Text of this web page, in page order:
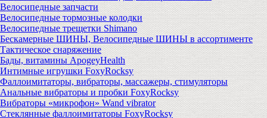
Велосипедные запчасти
Велосипедные тормозные колодки
Велосипедные трещетки Shimano
Бескамерные ШИНЫ, Велосипедные ШИНЫ в ассортименте
Тактическое снаряжение
Бады, витамины ApogeyHealth
Интимные игрушки FoxyRocksy
Фаллоимитаторы, вибраторы, массажеры, стимуляторы
Анальные вибраторы и пробки FoxyRocksy
Вибраторы «микрофон» Wand vibrator
Стеклянные фаллоимитаторы FoxyRocksy